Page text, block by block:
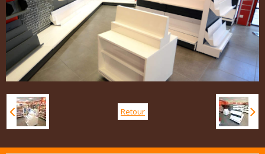
Témoignages
Contact
Retour